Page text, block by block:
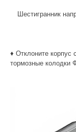
Шестигранник
♦ Отклоните корпус
тормозные колодки